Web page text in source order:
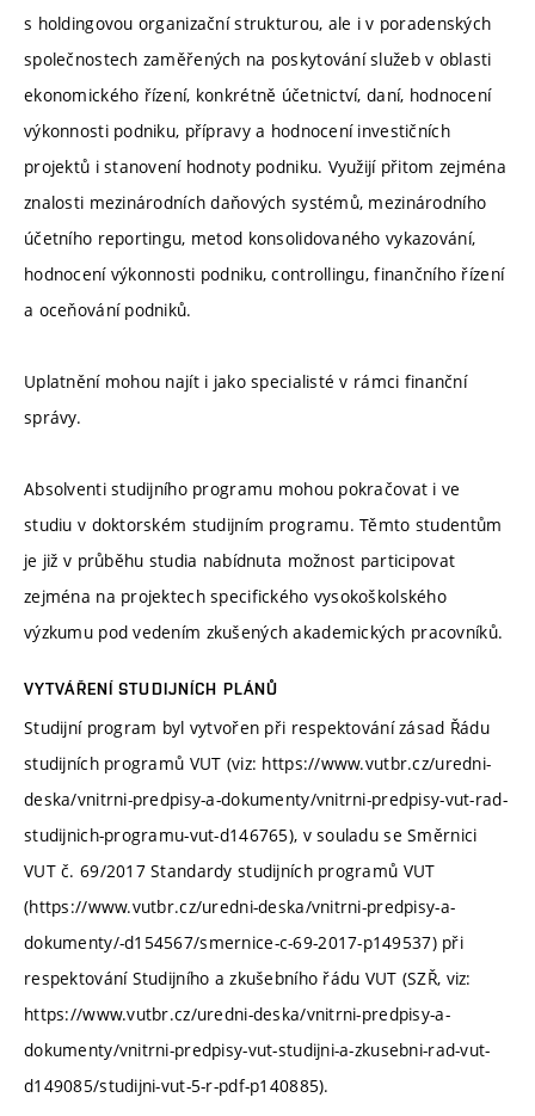
s holdingovou organizační strukturou, ale i v poradenských
společnostech zaměřených na poskytování služeb v oblasti
ekonomického řízení, konkrétně účetnictví, daní, hodnocení
výkonnosti podniku, přípravy a hodnocení investičních
projektů i stanovení hodnoty podniku. Využijí přitom zejména
znalosti mezinárodních daňových systémů, mezinárodního
účetního reportingu, metod konsolidovaného vykazování,
hodnocení výkonnosti podniku, controllingu, finančního řízení
a oceňování podniků.
Uplatnění mohou najít i jako specialisté v rámci finanční
správy.
Absolventi studijního programu mohou pokračovat i ve
studiu v doktorském studijním programu. Těmto studentům
je již v průběhu studia nabídnuta možnost participovat
zejména na projektech specifického vysokoškolského
výzkumu pod vedením zkušených akademických pracovníků.
VYTVÁŘENÍ STUDIJNÍCH PLÁNŮ
Studijní program byl vytvořen při respektování zásad Řádu
studijních programů VUT (viz: https://www.vutbr.cz/uredni-
deska/vnitrni-predpisy-a-dokumenty/vnitrni-predpisy-vut-rad-
studijnich-programu-vut-d146765), v souladu se Směrnici
VUT č. 69/2017 Standardy studijních programů VUT
(https://www.vutbr.cz/uredni-deska/vnitrni-predpisy-a-
dokumenty/-d154567/smernice-c-69-2017-p149537) při
respektování Studijního a zkušebního řádu VUT (SZŘ, viz:
https://www.vutbr.cz/uredni-deska/vnitrni-predpisy-a-
dokumenty/vnitrni-predpisy-vut-studijni-a-zkusebni-rad-vut-
d149085/studijni-vut-5-r-pdf-p140885).